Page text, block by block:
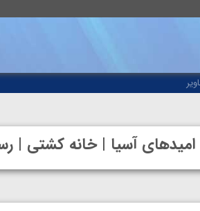
امیدهای آسیا | خانه کشتی